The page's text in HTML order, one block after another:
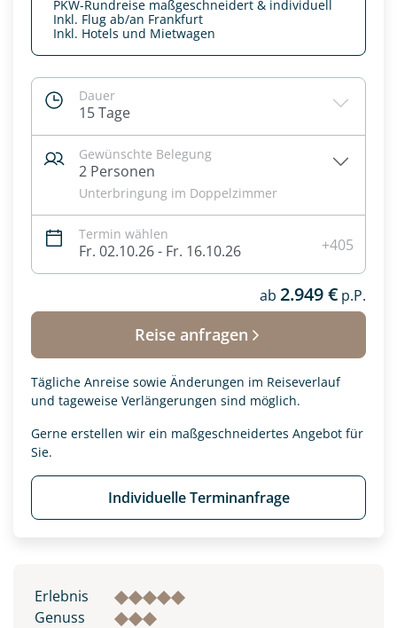
PKW-Rundreise maßgeschneidert & individuell
Inkl. Flug ab/an Frankfurt
Inkl. Hotels und Mietwagen
Dauer
15 Tage
Gewünschte Belegung
2 Personen
Unterbringung im Doppelzimmer
Termin wählen
Fr. 02.10.26 - Fr. 16.10.26 +405
ab 2.949 € p.P.
Reise anfragen
Tägliche Anreise sowie Änderungen im Reiseverlauf
und tageweise Verlängerungen sind möglich.
Gerne erstellen wir ein maßgeschneidertes Angebot für
Sie.
Individuelle Terminanfrage
Erlebnis
Genuss
Datenschutz & Transparenz ist uns sehr wichtig!
Die Anfrage wird via SSL verschlüsselt an unseren Server
geschickt. Mit Absenden des Formulars, erklären Sie, dass
Widerrufhinweisezur
Kenntnis genommen und akzeptiert haben.